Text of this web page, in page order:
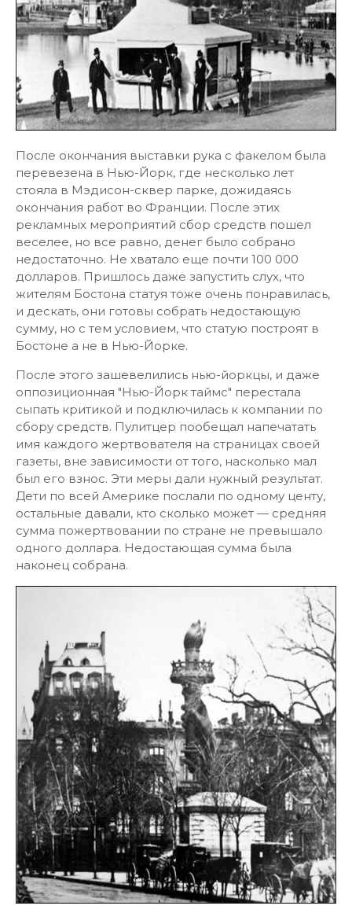
После окончания выставки рука с факелом была
перевезена в Нью-Йорк, где несколько лет
стояла в Мэдисон-сквер парке, дожидаясь
окончания работ во Франции. После этих
рекламных мероприятий сбор средств пошел
веселее, но все равно, денег было собрано
недостаточно. Не хватало еще почти 100 000
долларов. Пришлось даже запустить слух, что
жителям Бостона статуя тоже очень понравилась,
и дескать, они готовы собрать недостающую
сумму, но с тем условием, что статую построят в
Бостоне а не в Нью-Йорке.
После этого зашевелились нью-йоркцы, и даже
оппозиционная "Нью-Йорк таймс" перестала
сыпать критикой и подключилась к компании по
сбору средств. Пулитцер пообещал напечатать
имя каждого жертвователя на страницах своей
газеты, вне зависимости от того, насколько мал
был его взнос. Эти меры дали нужный результат.
Дети по всей Америке послали по одному центу,
остальные давали, кто сколько может — средняя
сумма пожертвовании по стране не превышало
одного доллара. Недостающая сумма была
наконец собрана.